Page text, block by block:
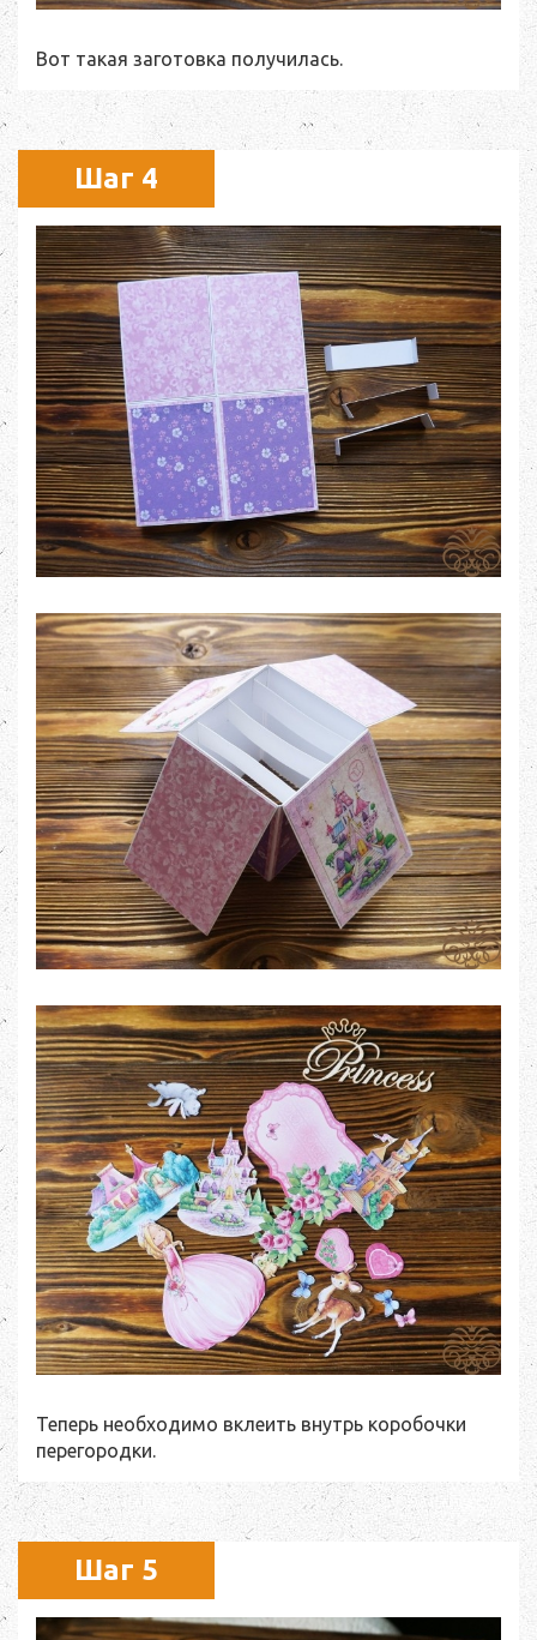
Вот такая заготовка получилась.
Шаг 4
Теперь необходимо вклеить внутрь коробочки
перегородки.
Шаг 5